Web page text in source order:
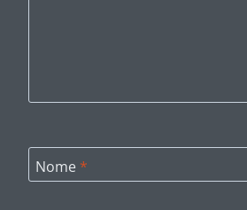
Nome *